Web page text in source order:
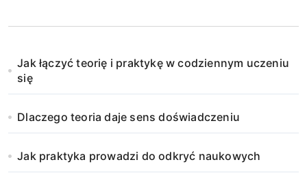
Jak łączyć teorię i praktykę w codziennym uczeniu
się
Dlaczego teoria daje sens doświadczeniu
Jak praktyka prowadzi do odkryć naukowych